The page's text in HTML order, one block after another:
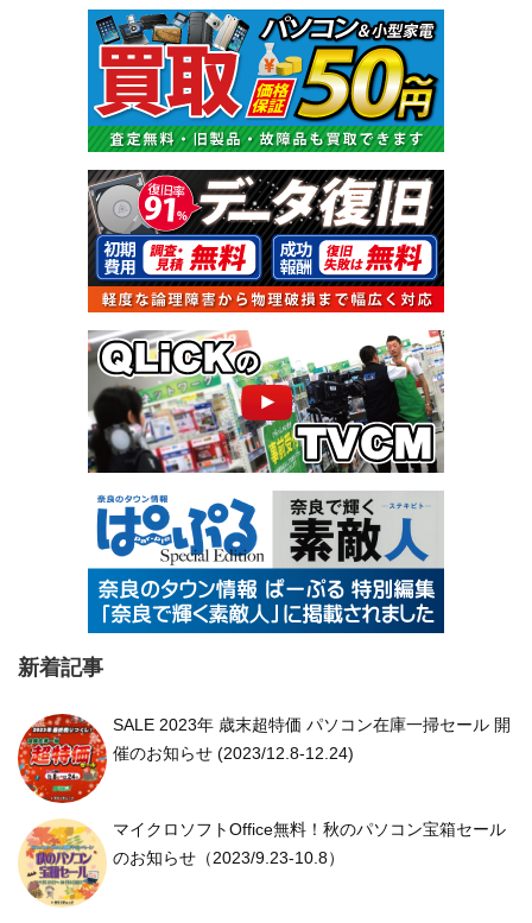
新着記事
SALE 2023年 歳末超特価 パソコン在庫一掃セール 開
催のお知らせ (2023/12.8-12.24)
マイクロソフトOffice無料！秋のパソコン宝箱セール
のお知らせ（2023/9.23-10.8）